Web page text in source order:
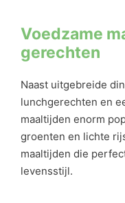
Voedzame
gerechten
Naast uitgebreide
lunchgerechten en
maaltijden enorm
groenten en lichte
maaltijden die
levensstijl.